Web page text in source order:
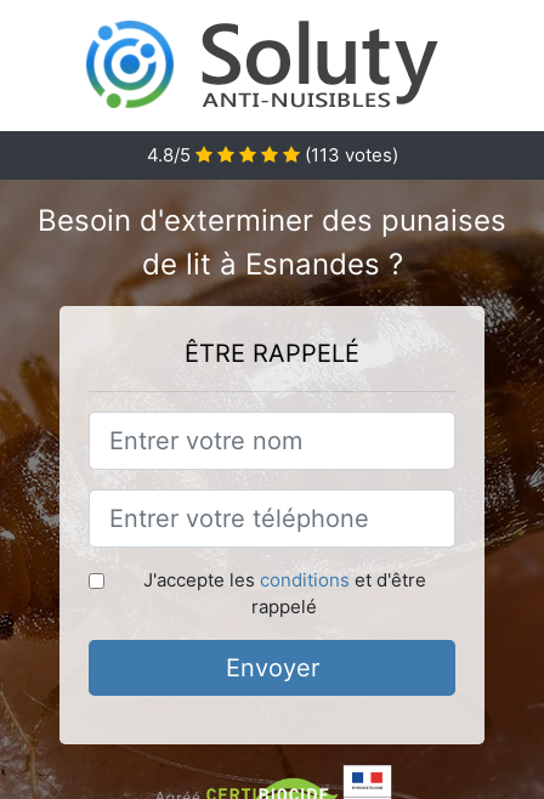
4.8/5 (113 votes)
Besoin d'exterminer des punaises
de lit à Esnandes ?
ÊTRE RAPPELÉ
J'accepte les conditions et d'être
rappelé
Envoyer